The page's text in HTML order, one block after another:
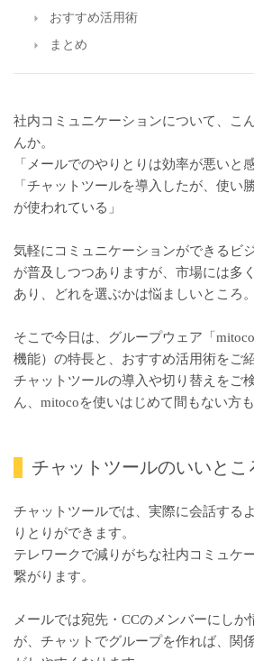
おすすめ活用術
まとめ
社内コミュニケーションについて、こ
んか。
「メールでのやりとりは効率が悪いと
「チャットツールを導入したが、使い
が使われている」
気軽にコミュニケーションができるビ
が普及しつつありますが、市場には多
あり、どれを選ぶかは悩ましいところ。
そこで今日は、グループウェア「
機能）の特長と、おすすめ活用術をご
チャットツールの導入や切り替えをご
ん、mitocoを使いはじめて間もない方
チャットツールのいいとこ
チャットツールでは、実際に会話する
りとりができます。
テレワークで減りがちな社内コミュケ
繋がります。
メールでは宛先・CCのメンバーにし
が、チャットでグループを作れば、関